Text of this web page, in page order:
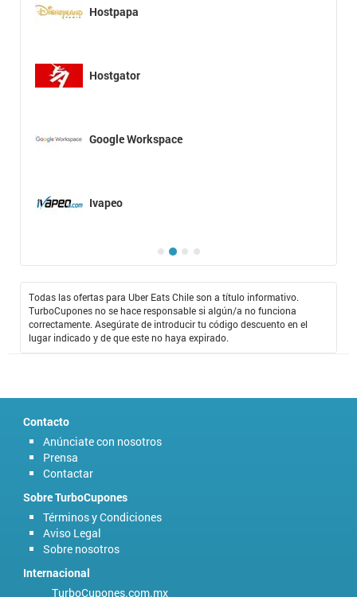
Hostpapa
Hostgator
Google Workspace
Ivapeo
Todas las ofertas para Uber Eats Chile son a título informativo.
TurboCupones no se hace responsable si algún/a no funciona
correctamente. Asegúrate de introducir tu código descuento en el
lugar indicado y de que este no haya expirado.
Contacto
Anúnciate con nosotros
Prensa
Contactar
Sobre TurboCupones
Términos y Condiciones
Aviso Legal
Sobre nosotros
Internacional
TurboCupones.com.mx